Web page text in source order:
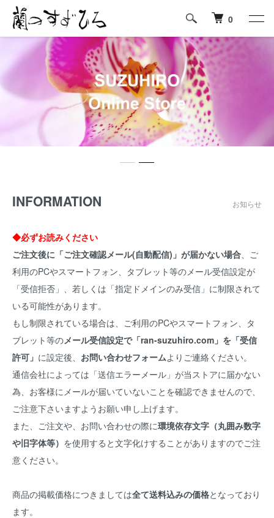
0
INFORMATION お知らせ
◆必ずお読みください
ご注文後に「ご注文確認メール(自動配信)」が届かない場合、ご
利用のPCやスマートフォン、タブレット等のメール受信設定が
「受信拒否」、若しくは「指定ドメインのみ受信」に制限されて
いる可能性があります。
もし制限されている場合は、ご利用のPCやスマートフォン、タ
ブレット等のメール受信設定で「ran-suzuhiro.com」を「受信
許可」 に設定後、 お問い合わせフォームよりご連絡ください。
通信会社によっては「送信エラーメール」が当ストアに届かない
為、お客様にメールが届いていないことを確認できませんので、
ご注意下さいますようお願い申し上げます。
また、ご注文や、お問い合わせの際に環境依存文字（丸囲み数字
や旧字体等） を使用すると文字化けすることがありますのでご注
意ください。
商品の掲載価格につきましては全て送料込みの価格となっており
ます。